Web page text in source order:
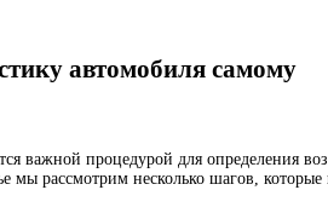
автомобиля самому
важной процедурой для определения
мы рассмотрим несколько шагов,